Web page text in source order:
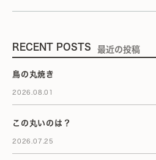
RECENT POSTS 最近の投稿
鳥の丸焼き
2026.08.01
この丸いのは？
2026.07.25